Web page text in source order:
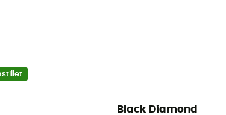
Black Diamond